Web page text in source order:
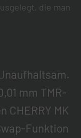
die man
mm TMR-
CHERRY MK
Funktion